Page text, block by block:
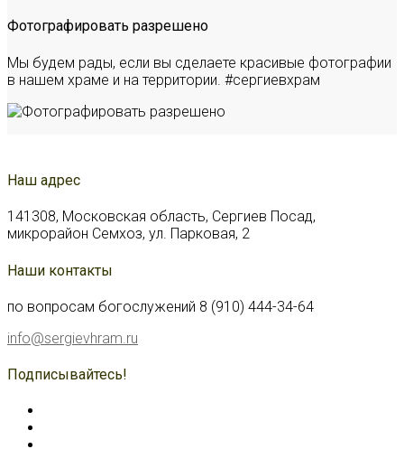
Фотографировать разрешено
Мы будем рады, если вы сделаете красивые фотографии
в нашем храме и на территории. #сергиевхрам
Наш адрес
141308, Московская область, Сергиев Посад,
микрорайон Семхоз, ул. Парковая, 2
Наши контакты
по вопросам богослужений 8 (910) 444-34-64
info@sergievhram.ru
Подписывайтесь!